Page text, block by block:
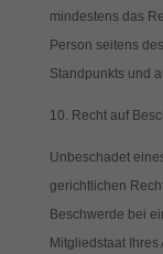
mindestens das
Person seitens
Standpunkts und
10. Recht auf
Unbeschadet
gerichtlichen
Beschwerde bei
Mitgliedstaat